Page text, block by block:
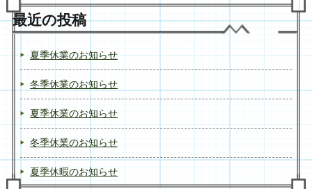
最近の投稿
夏季休業のお知らせ
冬季休業のお知らせ
夏季休業のお知らせ
冬季休業のお知らせ
夏季休暇のお知らせ